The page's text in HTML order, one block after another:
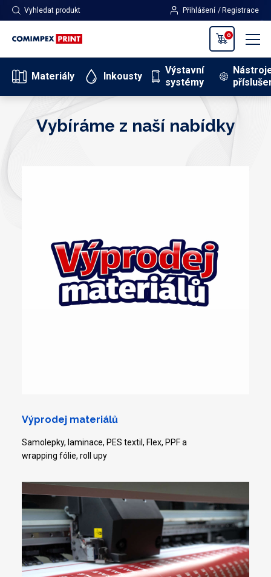
Vyhledat produkt Přihlášení Registrace
0
Materiály Inkousty
Výstavní
systémy
Vybíráme z naší nabídky
Výprodej materiálů
Samolepky, laminace, PES textil, Flex, PPF a
wrapping fólie, roll upy